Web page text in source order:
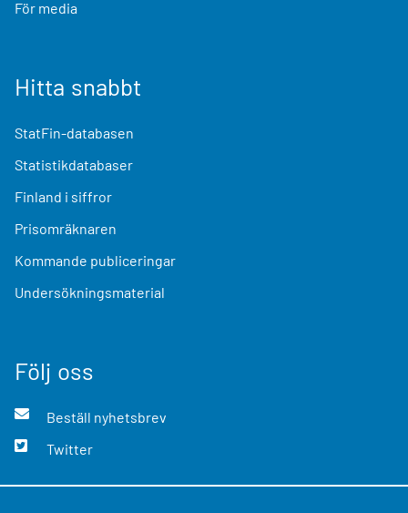
För media
Hitta snabbt
StatFin-databasen
Statistikdatabaser
Finland i siffror
Prisomräknaren
Kommande publiceringar
Undersökningsmaterial
Följ oss
Beställ nyhetsbrev
Twitter